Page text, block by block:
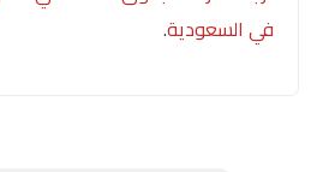
في السعودية.